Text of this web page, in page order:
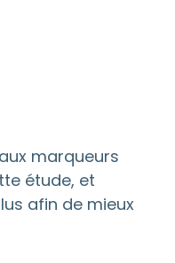
marqueurs
étude, et
afin de mieux